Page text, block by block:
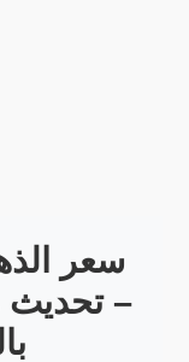
سعر
– تحديث